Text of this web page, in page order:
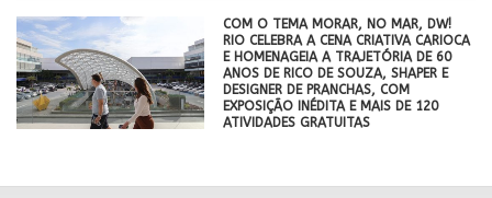
COM O TEMA MORAR, NO MAR, DW!
RIO CELEBRA A CENA CRIATIVA CARIOCA
E HOMENAGEIA A TRAJETÓRIA DE 60
ANOS DE RICO DE SOUZA, SHAPER E
DESIGNER DE PRANCHAS, COM
EXPOSIÇÃO INÉDITA E MAIS DE 120
ATIVIDADES GRATUITAS